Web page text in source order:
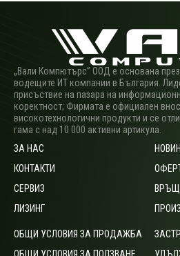
„Вали Компютърс” ООД е основана
водещите ИТ компании в България.
присъствие на пазара на
коректност; Фирмата е официален
високотехнологични продукти и се
гама с над 10 000 активни артикула.
ЗА НАС
КОНТАКТИ
СЕРВИЗ
ЛИЗИНГ
ОБЩИ УСЛОВИЯ ЗА ПРОДАЖБА